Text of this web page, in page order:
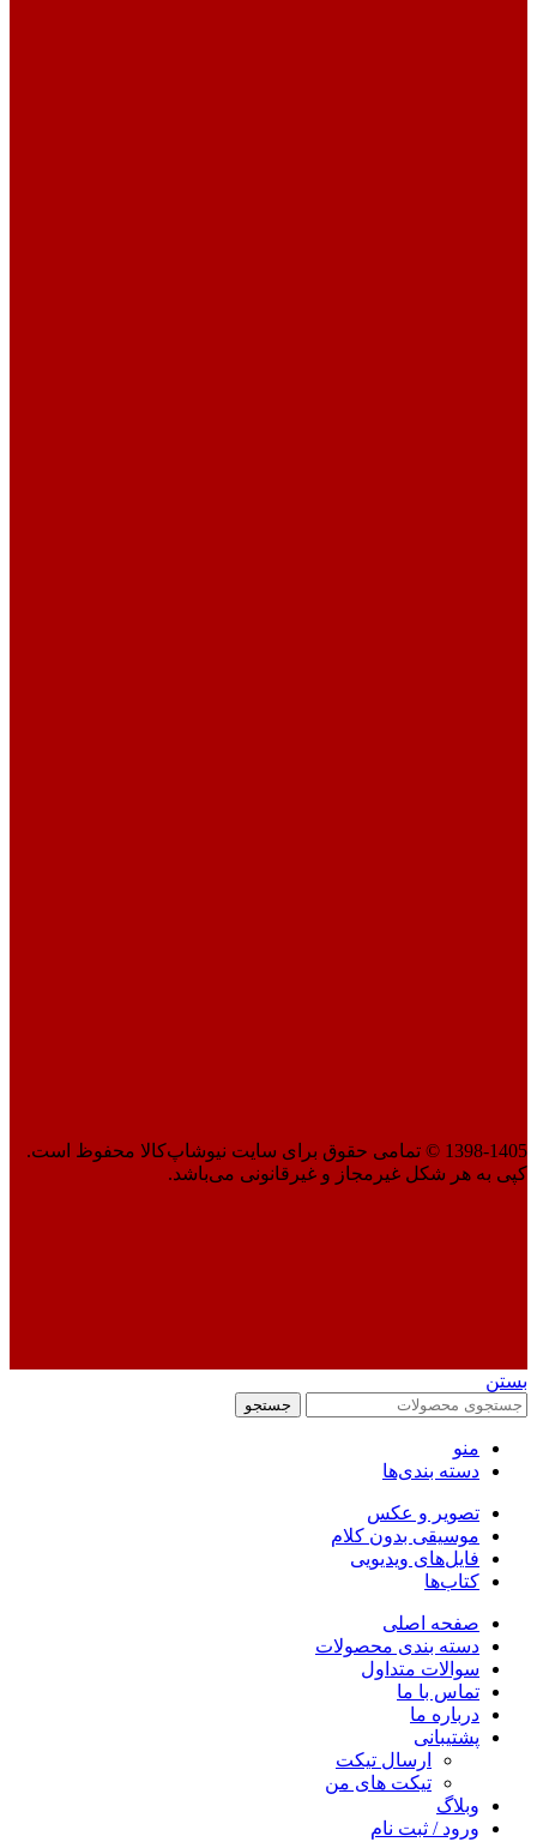
1398-1405 © تمامی حقوق برای سایت نیوشاپ‌کالا محفوظ است.
کپی به هر شکل غیرمجاز و غیرقانونی می‌باشد.
بستن
جستجو
منو
دسته بندی‌ها
تصویر و عکس
موسیقی بدون کلام
فایل‌های ویدیویی
کتاب‌ها
صفحه اصلی
دسته بندی محصولات
سوالات متداول
تماس با ما
درباره ما
پشتیبانی
ارسال تیکت
تیکت های من
وبلاگ
ورود / ثبت نام